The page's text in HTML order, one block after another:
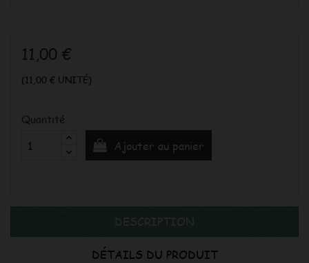
11,00 €
(11,00 € UNITÉ)
Quantité
Ajouter au panier
DESCRIPTION
DÉTAILS DU PRODUIT